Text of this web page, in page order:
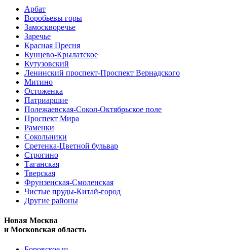
Арбат
Воробьевы горы
Замоскворечье
Заречье
Красная Пресня
Кунцево-Крылатское
Кутузовский
Ленинский проспект-Проспект Вернадского
Митино
Остоженка
Патриаршие
Полежаевская-Сокол-Октябрьское поле
Проспект Мира
Раменки
Сокольники
Сретенка-Цветной бульвар
Строгино
Таганская
Тверская
Фрунзенская-Смоленская
Чистые пруды-Китай-город
Другие районы
Новая Москва
и Московская область